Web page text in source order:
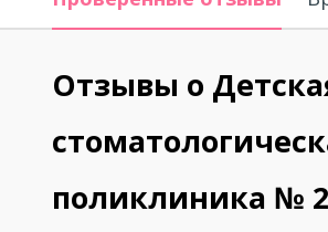
Отзывы о
поликлиника №